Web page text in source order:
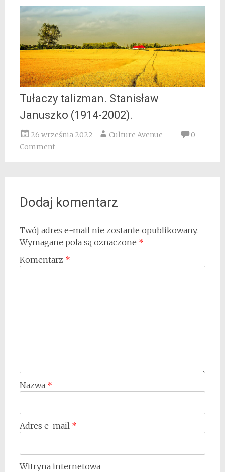
Tułaczy talizman. Stanisław
Januszko (1914-2002).
26 września 2022 Culture Avenue
0
Comment
Dodaj komentarz
Twój adres e-mail nie zostanie opublikowany.
Wymagane pola są oznaczone *
Komentarz *
Nazwa *
Adres e-mail *
Witryna internetowa